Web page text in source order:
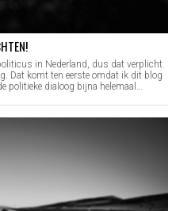
in Nederland, dus dat verplicht.
Dat komt ten eerste omdat ik dit blog
politieke dialoog bijna helemaal…